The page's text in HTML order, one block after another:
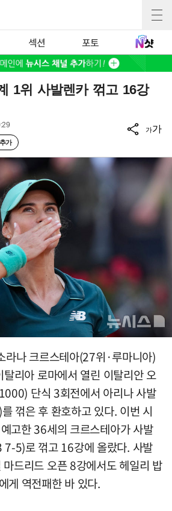
섹션 포토
1위 사발렌카 꺾고 16강
가
가가
라나 크르스테아(27위·루마니아)
리아 로마에서 열린 이탈리안 오
단식 3회전에서 아리나 사발
꺾은 후 환호하고 있다. 이번 시
고한 36세의 크르스테아가 사발
5)로 꺾고 16강에 올랐다. 사발
드리드 오픈 8강에서도 헤일리 밥
게 역전패한 바 있다.